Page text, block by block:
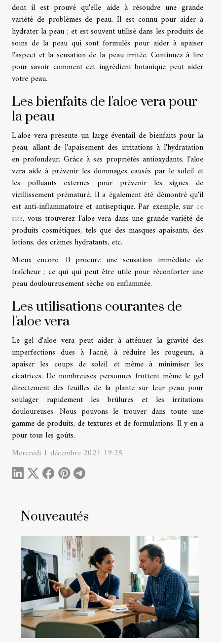
dont il est prouvé qu'elle aide à résoudre une grande
variété de problèmes de peau. Il est connu pour aider à
hydrater la peau ; et est souvent utilisé dans les produits de
soins de la peau qui sont formulés pour aider à apaiser
l'aspect et la sensation de la peau irritée. Continuez à lire
pour savoir comment cet ingrédient botanique peut aider
votre peau.
Les bienfaits de l'aloe vera pour
la peau
L'aloe vera présente un large éventail de bienfaits pour la
peau, allant de l'apaisement des irritations à l'hydratation
en profondeur. Grâce à ses propriétés antioxydants, l’aloe
vera aide à prévenir les dommages causés par le soleil et
les polluants externes pour prévenir les signes de
vieillissement prématuré. Il a également été démontré qu'il
est anti-inflammatoire et antiseptique. Par exemple, sur ce
site, vous trouverez l'aloe vera dans une grande variété de
produits cosmétiques, tels que des masques apaisants, des
lotions, des crèmes hydratants, etc.
Mieux encore, Il procure une sensation immédiate de
fraîcheur ; ce qui qui peut être utile pour réconforter une
peau douloureusement sèche ou enflammée.
Les utilisations courantes de
l'aloe vera
Le gel d'aloe vera peut aider à atténuer la gravité des
imperfections dues à l'acné, à réduire les rougeurs, à
apaiser les coups de soleil et même à minimiser les
cicatrices. De nombreuses personnes frottent même le gel
directement des feuilles de la plante sur leur peau pour
soulager rapidement les brûlures et les irritations
douloureuses. Nous pouvons le trouver dans toute une
gamme de produits, de textures et de formulations. Il y en a
pour tous les goûts.
Mercredi 1 décembre 2021 19:25
Nouveautés